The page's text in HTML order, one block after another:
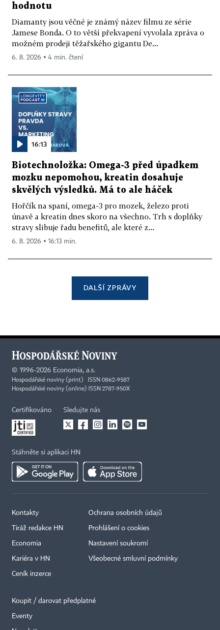
hodnotu
Diamanty jsou věčné je známý název filmu ze série
Jamese Bonda. O to větší překvapení vyvolala zpráva o
možném prodeji těžařského gigantu De...
6. 8. 2026 ▪ 4 min. čtení
16:13
Biotechnoložka: Omega-3 před úpadkem
mozku nepomohou, kreatin dosahuje
skvělých výsledků. Má to ale háček
Hořčík na spaní, omega-3 pro mozek, železo proti
únavě a kreatin dnes skoro na všechno. Trh s doplňky
stravy slibuje řadu benefitů, ale které z...
6. 8. 2026 ▪ 16:13 min.
DALŠÍ ZPRÁVY
© 1996-2026 Economia, a.s.
Hospodářské noviny (print) ISSN 0862-9587
Hospodářské noviny (online) ISSN 2787-950X
Certifikováno Sledujte nás
Stáhněte si aplikaci HN
Kontakty
Tiráž redakce HN
Economia
Kariéra v HN
Ceník inzerce
Ochrana osobních údajů
Prohlášení o cookies
Nastavení soukromí
Všeobecné smluvní podmínky
Koupit / darovat předplatné
Eventy